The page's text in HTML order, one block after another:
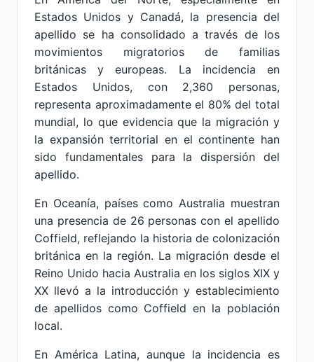
Estados Unidos y Canadá, la presencia del
apellido se ha consolidado a través de los
movimientos migratorios de familias
británicas y europeas. La incidencia en
Estados Unidos, con 2,360 personas,
representa aproximadamente el 80% del total
mundial, lo que evidencia que la migración y
la expansión territorial en el continente han
sido fundamentales para la dispersión del
apellido.
En Oceanía, países como Australia muestran
una presencia de 26 personas con el apellido
Coffield, reflejando la historia de colonización
británica en la región. La migración desde el
Reino Unido hacia Australia en los siglos XIX y
XX llevó a la introducción y establecimiento
de apellidos como Coffield en la población
local.
En América Latina, aunque la incidencia es